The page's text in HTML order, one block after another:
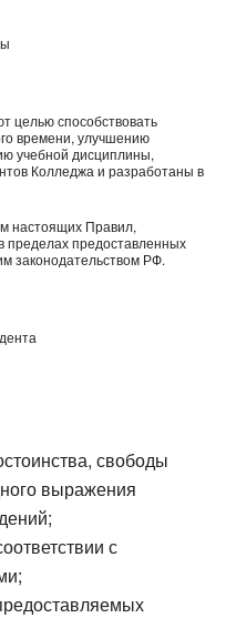
целью способствовать
времени, улучшению
учебной дисциплины,
Колледжа и разработаны в
настоящих Правил,
предоставленных
законодательством РФ.
свободы
выражения
с